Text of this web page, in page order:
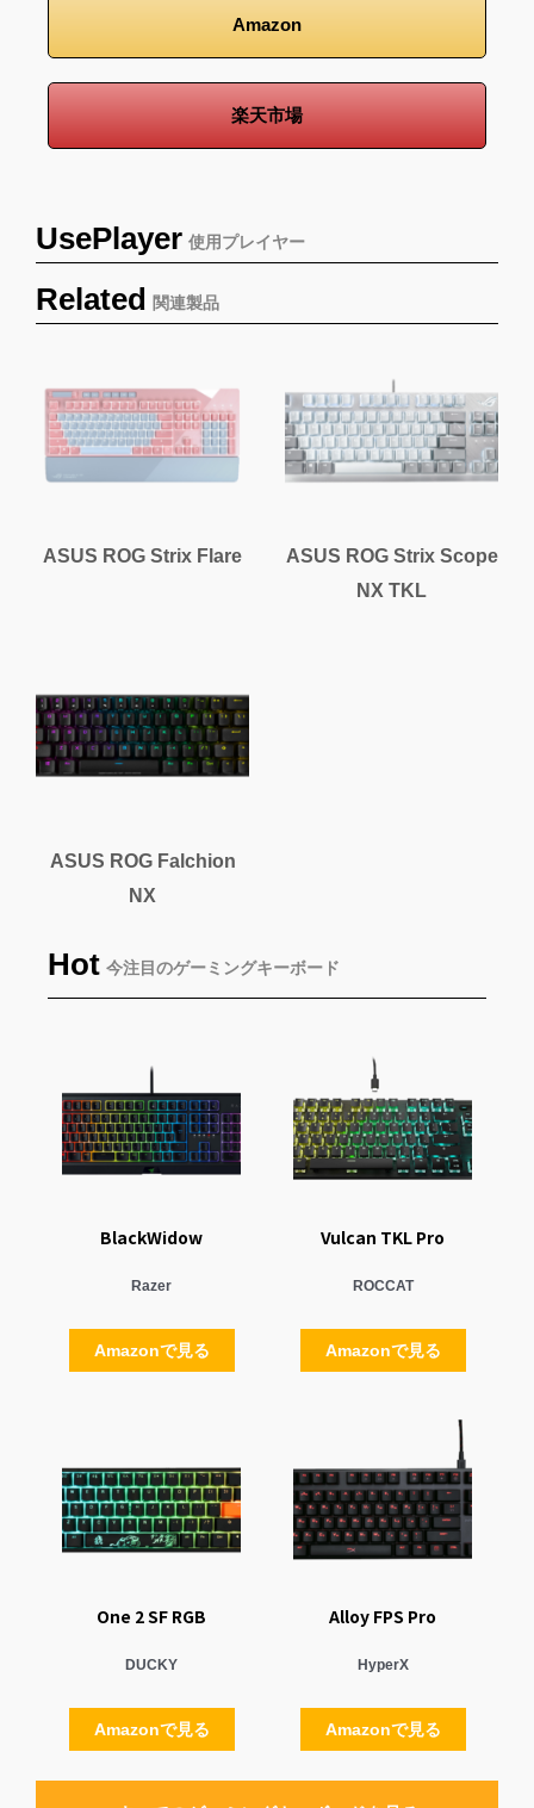
Amazon
楽天市場
UsePlayer 使用プレイヤー
Related 関連製品
ASUS ROG Strix Flare
ASUS ROG Strix Scope
NX TKL
ASUS ROG Falchion
NX
Hot 今注目のゲーミングキーボード
BlackWidow
Razer
Amazonで見る
Vulcan TKL Pro
ROCCAT
Amazonで見る
One 2 SF RGB
DUCKY
Amazonで見る
Alloy FPS Pro
HyperX
Amazonで見る